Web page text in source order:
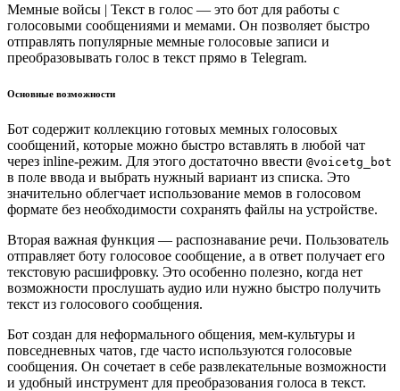
Мемные войсы | Текст в голос — это бот для работы с
голосовыми сообщениями и мемами. Он позволяет быстро
отправлять популярные мемные голосовые записи и
преобразовывать голос в текст прямо в Telegram.
Основные возможности
Бот содержит коллекцию готовых мемных голосовых
сообщений, которые можно быстро вставлять в любой чат
через inline-режим. Для этого достаточно ввести @voicetg_bot
в поле ввода и выбрать нужный вариант из списка. Это
значительно облегчает использование мемов в голосовом
формате без необходимости сохранять файлы на устройстве.
Вторая важная функция — распознавание речи. Пользователь
отправляет боту голосовое сообщение, а в ответ получает его
текстовую расшифровку. Это особенно полезно, когда нет
возможности прослушать аудио или нужно быстро получить
текст из голосового сообщения.
Бот создан для неформального общения, мем-культуры и
повседневных чатов, где часто используются голосовые
сообщения. Он сочетает в себе развлекательные возможности
и удобный инструмент для преобразования голоса в текст.